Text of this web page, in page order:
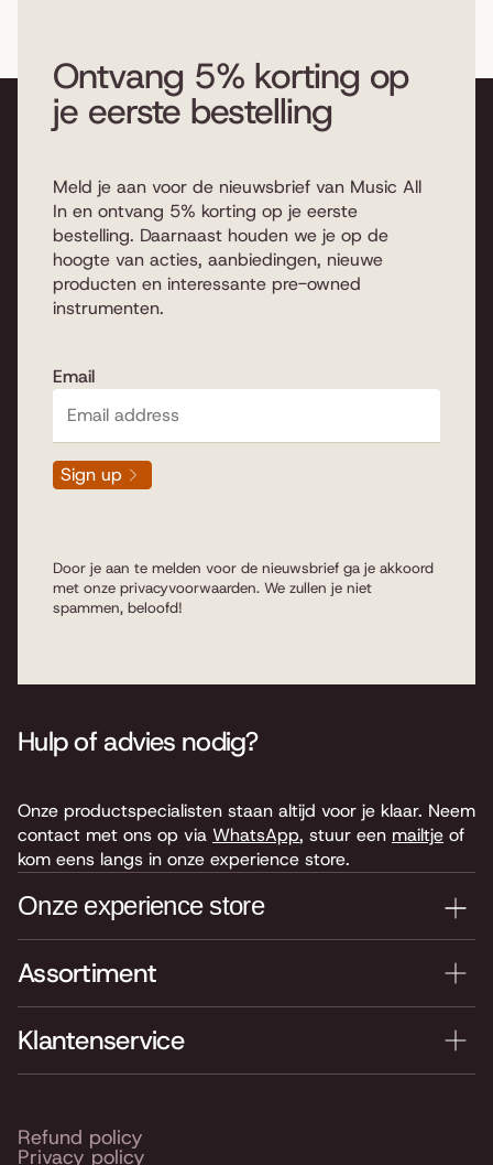
Ontvang 5% korting op
je eerste bestelling
Meld je aan voor de nieuwsbrief van Music All
In en ontvang 5% korting op je eerste
bestelling. Daarnaast houden we je op de
hoogte van acties, aanbiedingen, nieuwe
producten en interessante pre-owned
instrumenten.
Email
Sign up
Door je aan te melden voor de nieuwsbrief ga je akkoord
met onze privacyvoorwaarden. We zullen je niet
spammen, beloofd!
Assortiment
Klantenservice
Hulp of advies nodig?
Onze productspecialisten staan altijd voor je klaar. Neem
contact met ons op via WhatsApp, stuur een mailtje of
kom eens langs in onze experience store.
Onze experience store
Je nieuwe instrument testen? Kom langs in onze winkel
Routebeschrijving
Refund policy
Privacy policy